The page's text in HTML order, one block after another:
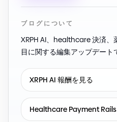
ブログについて
XRPH AI、healthcare 決済
目に関する編集アップデート
XRPH AI 報酬を見る
Healthcare Payment